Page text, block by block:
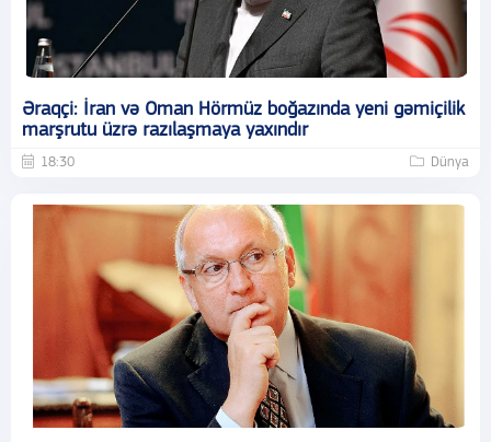
Əraqçi: İran və Oman Hörmüz boğazında yeni gəmiçilik
marşrutu üzrə razılaşmaya yaxındır
18:30 Dünya